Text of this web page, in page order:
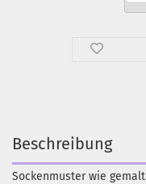
Beschreibung
Sockenmuster wie